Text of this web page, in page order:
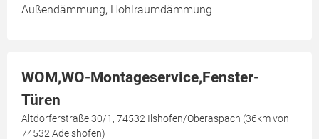
Außendämmung, Hohlraumdämmung
WOM,WO-Montageservice,Fenster-
Türen
Altdorferstraße 30/1, 74532 Ilshofen/Oberaspach (36km von
74532 Adelshofen)